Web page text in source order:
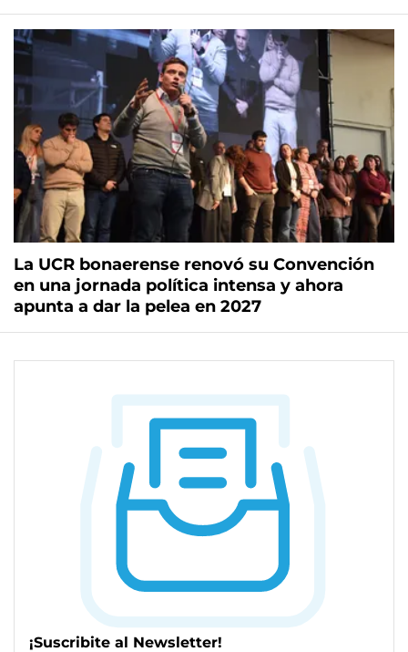
La UCR bonaerense renovó su Convención
en una jornada política intensa y ahora
apunta a dar la pelea en 2027
¡Suscribite al Newsletter!